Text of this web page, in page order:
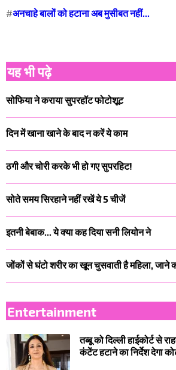
#अनचाहे बालों को हटाना अब मुसीबत नहीं...
यह भी पढ़े
सोफिया ने कराया सुपरहॉट फोटोशूट
दिन में खाना खाने के बाद न करें ये काम
ठगी और चोरी करके भी हो गए सुपरहिट!
सोते समय सिरहाने नहीं रखें ये 5 चीजें
इतनी बेबाक... ये क्या कह दिया सनी लियोन ने
जोंकों से घंटो शरीर का खून चुसवाती है महिला, जाने
Entertainment
तब्बू को दिल्ली हाईकोर्ट से
कंटेंट हटाने का निर्देश देगा